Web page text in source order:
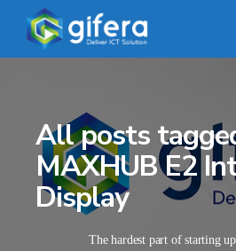
All posts
MAXHUB E2
Display
The hardest part of starting